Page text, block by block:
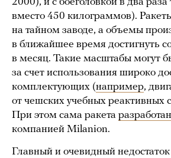
вместо 450 килограммов).
на тайном заводе, а объемы
в ближайшее время достигнуть
в месяц. Такие масштабы могут
за счет использования широко
комплектующих (например,
от чешских учебных реактивных
При этом сама ракета
компанией Milanion.
Главный и очевидный